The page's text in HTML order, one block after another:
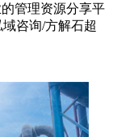
管理资源分享平
咨询/方解石超